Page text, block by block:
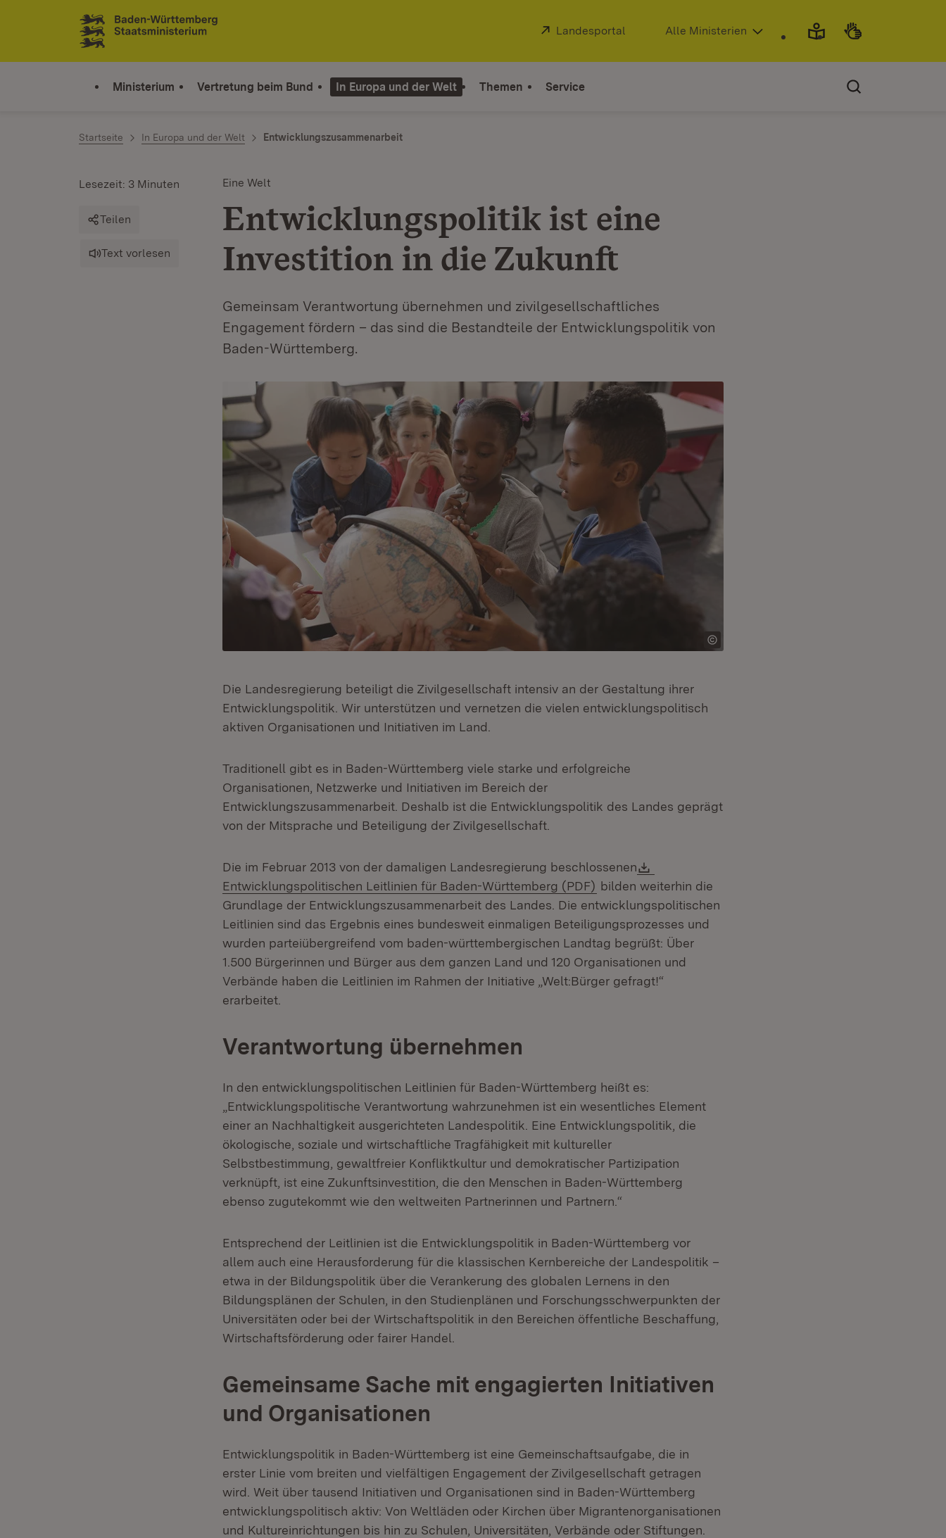
Zum Inhalt springen
Link zur Startseite
Extern:
Landesportal (Öffnet in neuem Fenster)
Alle Ministerien
Ministerium Vertretung beim Bund In Europa und der Welt Themen Service
Startseite In Europa und der Welt Entwicklungszusammenarbeit
Eine Welt
Entwicklungspolitik ist eine
Investition in die Zukunft
Gemeinsam Verantwortung übernehmen und zivilgesellschaftliches
Engagement fördern – das sind die Bestandteile der Entwicklungspolitik von
Baden-Württemberg.
Lesezeit: 3 Minuten
Teilen
Text vorlesen
Die Landesregierung beteiligt die Zivilgesellschaft intensiv an der Gestaltung ihrer
Entwicklungspolitik. Wir unterstützen und vernetzen die vielen entwicklungspolitisch
aktiven Organisationen und Initiativen im Land.
Traditionell gibt es in Baden-Württemberg viele starke und erfolgreiche
Organisationen, Netzwerke und Initiativen im Bereich der
Entwicklungszusammenarbeit. Deshalb ist die Entwicklungspolitik des Landes geprägt
von der Mitsprache und Beteiligung der Zivilgesellschaft.
Die im Februar 2013 von der damaligen Landesregierung beschlossenen
Entwicklungspolitischen Leitlinien für Baden-Württemberg (PDF) (Öffnet in neuem Fenster)
bilden weiterhin die
Grundlage der Entwicklungszusammenarbeit des Landes. Die entwicklungspolitischen
Leitlinien sind das Ergebnis eines bundesweit einmaligen Beteiligungsprozesses und
wurden parteiübergreifend vom baden-württembergischen Landtag begrüßt: Über
1.500 Bürgerinnen und Bürger aus dem ganzen Land und 120 Organisationen und
Verbände haben die Leitlinien im Rahmen der Initiative „Welt:Bürger gefragt!“
erarbeitet.
Verantwortung übernehmen
In den entwicklungspolitischen Leitlinien für Baden-Württemberg heißt es:
„Entwicklungspolitische Verantwortung wahrzunehmen ist ein wesentliches Element
einer an Nachhaltigkeit ausgerichteten Landespolitik. Eine Entwicklungspolitik, die
ökologische, soziale und wirtschaftliche Tragfähigkeit mit kultureller
Selbstbestimmung, gewaltfreier Konfliktkultur und demokratischer Partizipation
verknüpft, ist eine Zukunftsinvestition, die den Menschen in Baden-Württemberg
ebenso zugutekommt wie den weltweiten Partnerinnen und Partnern.“
Entsprechend der Leitlinien ist die Entwicklungspolitik in Baden-Württemberg vor
allem auch eine Herausforderung für die klassischen Kernbereiche der Landespolitik –
etwa in der Bildungspolitik über die Verankerung des globalen Lernens in den
Bildungsplänen der Schulen, in den Studienplänen und Forschungsschwerpunkten der
Universitäten oder bei der Wirtschaftspolitik in den Bereichen öffentliche Beschaffung,
Wirtschaftsförderung oder fairer Handel.
Gemeinsame Sache mit engagierten Initiativen
und Organisationen
Entwicklungspolitik in Baden-Württemberg ist eine Gemeinschaftsaufgabe, die in
erster Linie vom breiten und vielfältigen Engagement der Zivilgesellschaft getragen
wird. Weit über tausend Initiativen und Organisationen sind in Baden-Württemberg
entwicklungspolitisch aktiv: Von Weltläden oder Kirchen über Migrantenorganisationen
und Kultureinrichtungen bis hin zu Schulen, Universitäten, Verbände oder Stiftungen.